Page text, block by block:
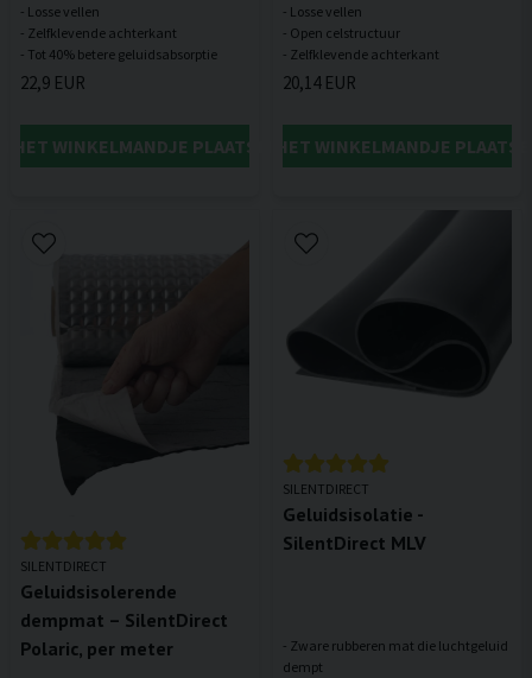
- Losse vellen
- Zelfklevende achterkant
22,9 EUR
HET WINKELMANDJE PLAATSEN
- Losse vellen
- Open celstructuur
20,14 EUR
IN HET WINKELMANDJE
SILENTDIRECT
Geluidsisolerende
dempmat – SilentDirect
Polaric, per meter
SILENTDIRECT
Geluidsisolatie -
SilentDirect MLV
- Zware rubberen mat die luchtgeluid
dempt